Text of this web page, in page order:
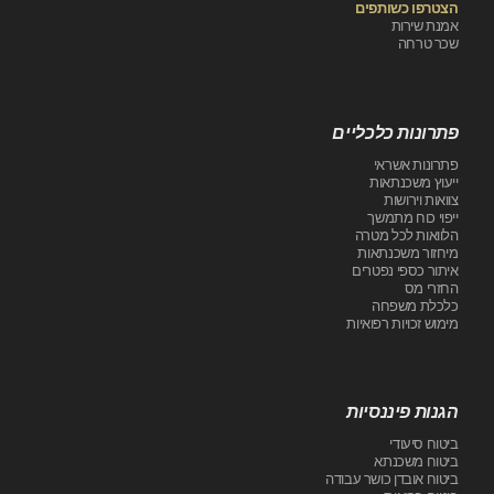
הצטרפו כשותפים
אמנת שירות
שכר טרחה
פתרונות כלכליים
פתרונות אשראי
ייעוץ משכנתאות
צוואות וירושות
ייפוי כוח מתמשך
הלוואות לכל מטרה
מיחזור משכנתאות
איתור כספי נפטרים
החזרי מס
כלכלת משפחה
מימוש זכויות רפואיות
הגנות פיננסיות
ביטוח סיעודי
ביטוח משכנתא
ביטוח אובדן כושר עבודה